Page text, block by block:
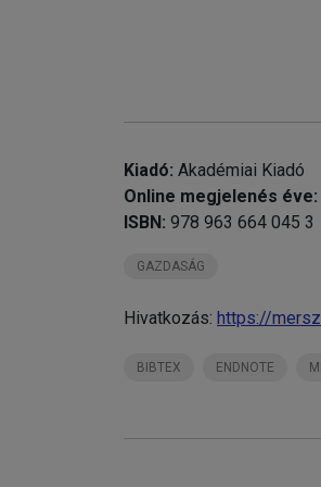
Kiadó: Akadémiai Kiadó
Online megjelenés éve:
ISBN: 978 963 664 045 3
GAZDASÁG
Hivatkozás: https://
BIBTEX ENDNOTE